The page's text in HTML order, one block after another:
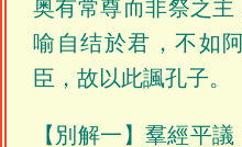
奥有常尊而非祭之主
喻自结於君，不如
臣，故以此諷孔子。
【別解一】 羣經平議